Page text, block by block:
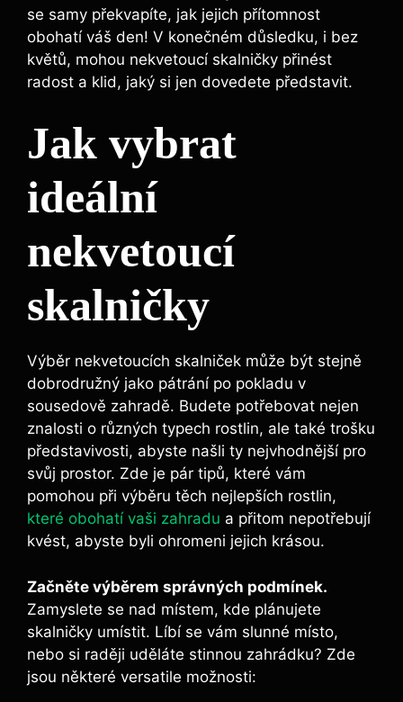
se⁢ samy překvapíte, jak jejich přítomnost
obohatí váš den! V konečném důsledku, i bez
květů, mohou nekvetoucí skalničky přinést
radost a klid, ⁣jaký si jen dovedete představit.
Jak vybrat
ideální
nekvetoucí
skalničky
Výběr nekvetoucích‌ skalniček může‌ být stejně
dobrodružný jako pátrání po pokladu​ v
sousedově zahradě. Budete potřebovat nejen
znalosti o různých typech rostlin, ale také trošku​
představivosti, abyste našli ty nejvhodnější pro
svůj prostor. Zde je⁢ pár tipů, které vám
⁤pomohou při výběru⁤ těch nejlepších rostlin,
které obohatí vaši zahradu ⁤ a přitom nepotřebují
kvést,​ abyste byli ohromeni jejich krásou.
Začněte ‍výběrem správných podmínek.
Zamyslete se nad místem, kde plánujete
skalničky ‌umístit. Líbí se vám slunné místo,
nebo si raději‍ uděláte stinnou zahrádku? Zde
jsou některé versatile možnosti: